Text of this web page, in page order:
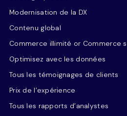
Modernisation de la DX
Contenu global
Commerce illimité or Commerce
Optimisez avec les données
Tous les témoignages de clients
Prix de l’expérience
Tous les rapports d’analystes